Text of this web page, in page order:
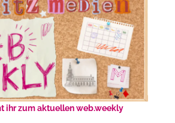
ihr zum aktuellen web.weekly